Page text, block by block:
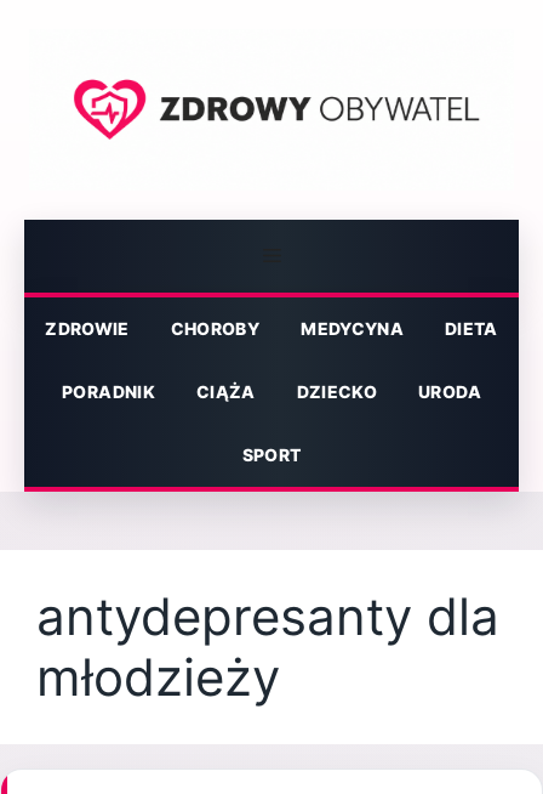
ZDROWIE CHOROBY MEDYCYNA DIETA
PORADNIK CIĄŻA DZIECKO URODA
SPORT
antydepresanty dla
młodzieży